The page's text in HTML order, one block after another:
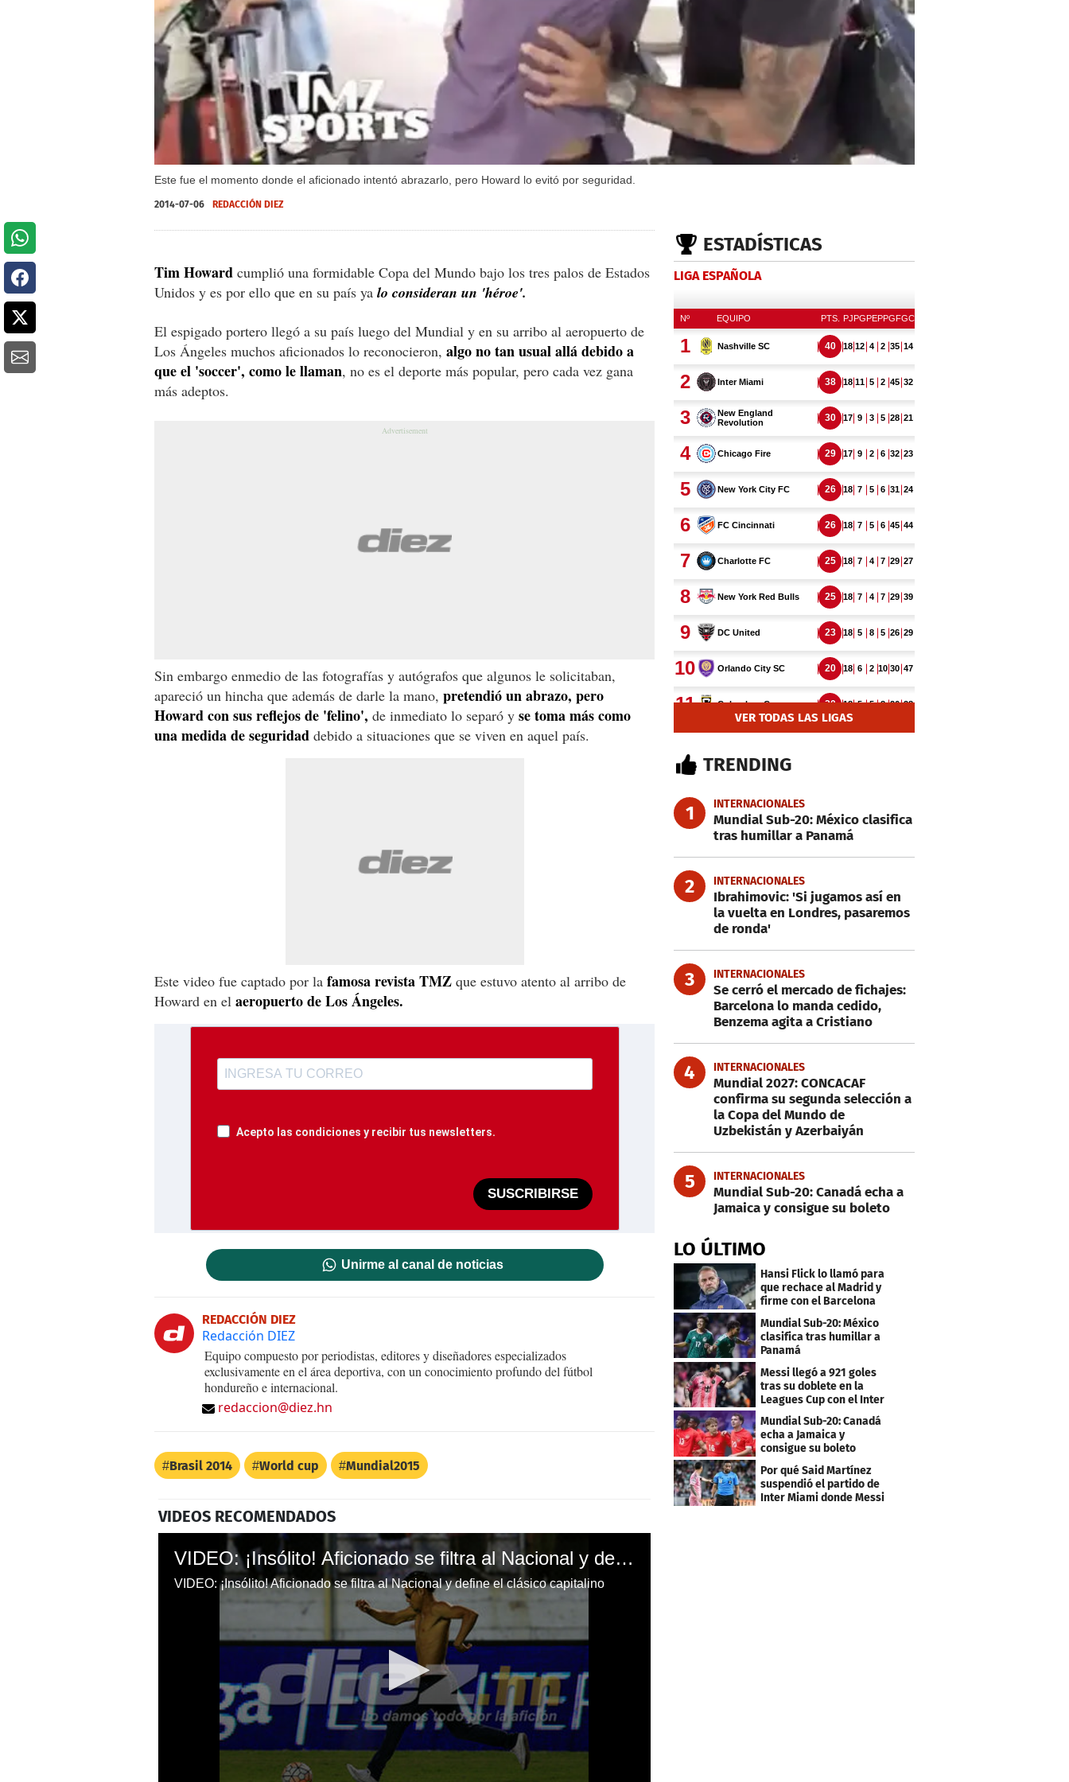
Este fue el momento donde el aficionado intentó abrazarlo, pero Howard lo evitó por seguridad.
2014-07-06 REDACCIÓN DIEZ
Tim Howard cumplió una formidable Copa del Mundo bajo los tres palos de Estados
Unidos y es por ello que en su país ya lo consideran un 'héroe'.
El espigado portero llegó a su país luego del Mundial y en su arribo al aeropuerto de
Los Ángeles muchos aficionados lo reconocieron, algo no tan usual allá debido a
que el 'soccer', como le llaman, no es el deporte más popular, pero cada vez gana
más adeptos.
Sin embargo enmedio de las fotografías y autógrafos que algunos le solicitaban,
apareció un hincha que además de darle la mano, pretendió un abrazo, pero
Howard con sus reflejos de 'felino', de inmediato lo separó y se toma más como
una medida de seguridad debido a situaciones que se viven en aquel país.
Este video fue captado por la famosa revista TMZ que estuvo atento al arribo de
Howard en el aeropuerto de Los Ángeles.
Acepto las condiciones y recibir tus newsletters.
SUSCRIBIRSE
Unirme al canal de noticias
REDACCIÓN DIEZ
Redacción DIEZ
Equipo compuesto por periodistas, editores y diseñadores especializados
exclusivamente en el área deportiva, con un conocimiento profundo del fútbol
hondureño e internacional.
redaccion@diez.hn
Brasil 2014 World cup Mundial2015
VIDEOS RECOMENDADOS
VIDEO: ¡Insólito! Aficionado se filtra al Nacional y define el clásico capitalino
VIDEO: ¡Insólito! Aficionado se filtra al Nacional y define el clásico capitalino
ESTADÍSTICAS
LIGA ESPAÑOLA
VER TODAS LAS LIGAS
TRENDING
1 INTERNACIONALES
Mundial Sub-20: México clasifica
tras humillar a Panamá
2 INTERNACIONALES
Ibrahimovic: 'Si jugamos así en
la vuelta en Londres, pasaremos
de ronda'
3 INTERNACIONALES
Se cerró el mercado de fichajes:
Barcelona lo manda cedido,
Benzema agita a Cristiano
4 INTERNACIONALES
Mundial 2027: CONCACAF
confirma su segunda selección a
la Copa del Mundo de
Uzbekistán y Azerbaiyán
5 INTERNACIONALES
Mundial Sub-20: Canadá echa a
Jamaica y consigue su boleto
LO ÚLTIMO
Hansi Flick lo llamó para
que rechace al Madrid y
firme con el Barcelona
Mundial Sub-20: México
clasifica tras humillar a
Panamá
Messi llegó a 921 goles
tras su doblete en la
Leagues Cup con el Inter
Miami
Mundial Sub-20: Canadá
echa a Jamaica y
consigue su boleto
Por qué Said Martínez
suspendió el partido de
Inter Miami donde Messi